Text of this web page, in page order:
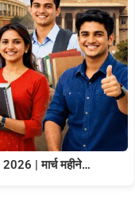
| मार्च महीने…